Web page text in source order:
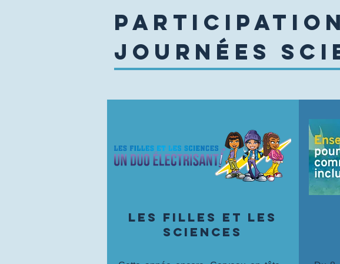
JOURNÉES
les filles et les
sciences